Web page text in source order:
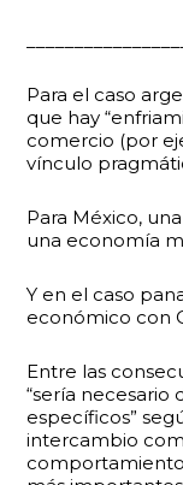
Para el caso
que hay
comercio (por
vínculo
Para México,
una economía
Y en el caso
económico con
Entre las
“sería necesario
específicos”
intercambio
comportamiento